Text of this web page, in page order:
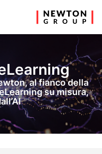
al fianco della
su misura,